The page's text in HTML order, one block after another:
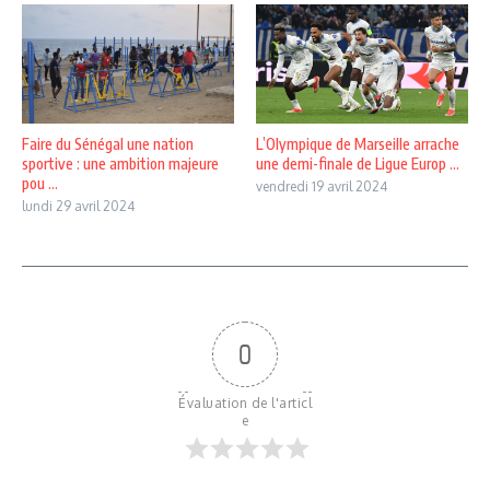
Faire du Sénégal une nation
sportive : une ambition majeure
pou ...
lundi 29 avril 2024
L’Olympique de Marseille arrache
une demi-finale de Ligue Europ ...
vendredi 19 avril 2024
0
Évaluation de l'articl
e